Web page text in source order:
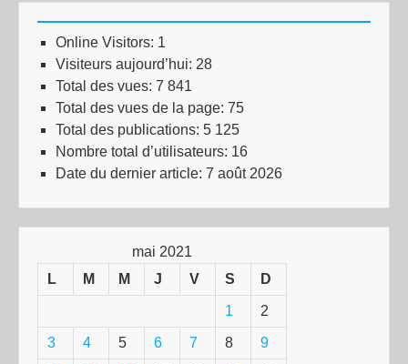
Online Visitors: 1
Visiteurs aujourd’hui: 28
Total des vues: 7 841
Total des vues de la page: 75
Total des publications: 5 125
Nombre total d’utilisateurs: 16
Date du dernier article: 7 août 2026
mai 2021
L
M M J V S D
1 2
3 4 5 6 7 8 9